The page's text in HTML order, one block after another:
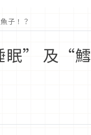
子！？
眠” 及“鱈